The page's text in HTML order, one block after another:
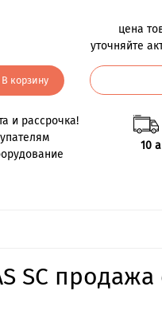
В корзину
и рассрочка!
цена
уточняйте
10
SC